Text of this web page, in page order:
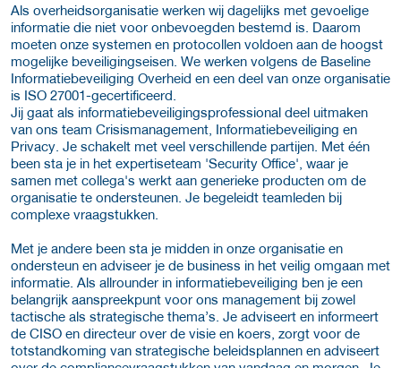
Als overheidsorganisatie werken wij dagelijks met gevoelige
informatie die niet voor onbevoegden bestemd is. Daarom
moeten onze systemen en protocollen voldoen aan de hoogst
mogelijke beveiligingseisen. We werken volgens de Baseline
Informatiebeveiliging Overheid en een deel van onze organisatie
is ISO 27001-gecertificeerd.
Jij gaat als informatiebeveiligingsprofessional deel uitmaken
van ons team Crisismanagement, Informatiebeveiliging en
Privacy. Je schakelt met veel verschillende partijen. Met één
been sta je in het expertiseteam 'Security Office', waar je
samen met collega's werkt aan generieke producten om de
organisatie te ondersteunen. Je begeleidt teamleden bij
complexe vraagstukken.
Met je andere been sta je midden in onze organisatie en
ondersteun en adviseer je de business in het veilig omgaan met
informatie. Als allrounder in informatiebeveiliging ben je een
belangrijk aanspreekpunt voor ons management bij zowel
tactische als strategische thema’s. Je adviseert en informeert
de CISO en directeur over de visie en koers, zorgt voor de
totstandkoming van strategische beleidsplannen en adviseert